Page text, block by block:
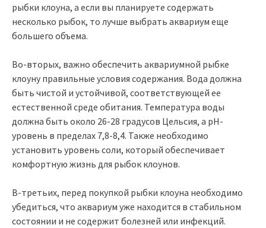
рыбки клоуна, а если вы планируете содержать
несколько рыбок, то лучше выбрать аквариум еще
большего объема.
Во-вторых, важно обеспечить аквариумной рыбке
клоуну правильные условия содержания. Вода должна
быть чистой и устойчивой, соответствующей ее
естественной среде обитания. Температура воды
должна быть около 26-28 градусов Цельсия, а pH-
уровень в пределах 7,8-8,4. Также необходимо
установить уровень соли, который обеспечивает
комфортную жизнь для рыбок клоунов.
В-третьих, перед покупкой рыбки клоуна необходимо
убедиться, что аквариум уже находится в стабильном
состоянии и не содержит болезней или инфекций.